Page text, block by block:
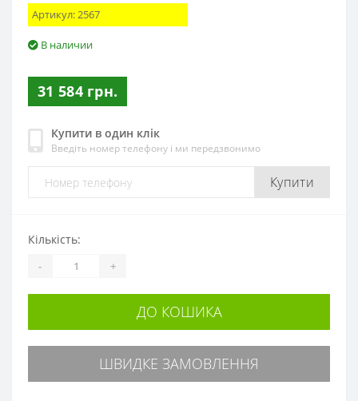
Артикул:2567
В наличии
31 584 грн.
Купити в один клік
Введіть номер телефону і ми передзвонимо
Купити
Кількість:
- +
ДО КОШИКА
ШВИДКЕ ЗАМОВЛЕННЯ